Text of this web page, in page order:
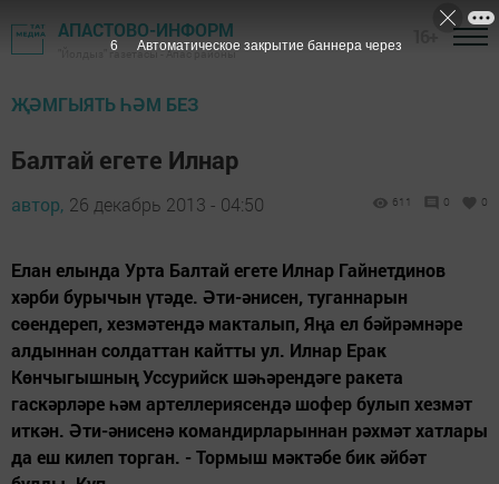
АПАСТОВО-ИНФОРМ
"Йолдыз" газетасы - Апас районы
ҖӘМГЫЯТЬ ҺӘМ БЕЗ
Балтай егете Илнар
автор, 26 декабрь 2013 - 04:50 611 0 0
Елан елында Урта Балтай егете Илнар Гайнетдинов
хәрби бурычын үтәде. Әти-әнисен, туганнарын
сөендереп, хезмәтендә макталып, Яңа ел бәйрәмнәре
алдыннан солдаттан кайтты ул. Илнар Ерак
Көнчыгышның Уссурийск шәһәрендәге ракета
гаскәрләре һәм артеллериясендә шофер булып хезмәт
иткән. Әти-әнисенә командирларыннан рәхмәт хатлары
да еш килеп торган. - Тормыш мәктәбе бик әйбәт
5 Автоматическое закрытие баннера через